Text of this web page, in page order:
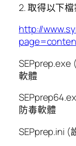
2. 取得以下
http://
軟體
防毒軟體
SEPprep.ini (